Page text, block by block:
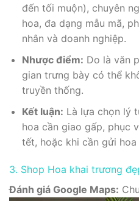
đến tối muộn), chuyên
hoa, đa dạng mẫu mã,
nhân và doanh nghiệp.
Nhược điểm: Do là văn
gian trưng bày có thể
truyền thống.
Kết luận: Là lựa chọn lý
hoa cần giao gấp, phục
tết, hoặc khi cần gửi hoa
3. Shop Hoa khai trương
Đánh giá Google Maps: